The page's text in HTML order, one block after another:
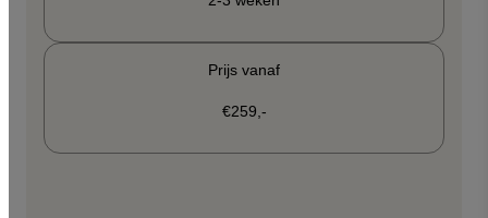
Prijs vanaf
€259,-